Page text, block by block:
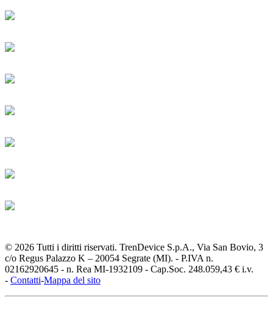
© 2026 Tutti i diritti riservati. TrenDevice S.p.A., Via San Bovio, 3
c/o Regus Palazzo K – 20054 Segrate (MI). - P.IVA n.
02162920645 - n. Rea MI-1932109 - Cap.Soc. 248.059,43 € i.v.
- Contatti-Mappa del sito